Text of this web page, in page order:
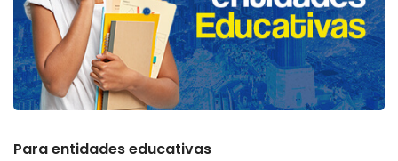
Para entidades educativas